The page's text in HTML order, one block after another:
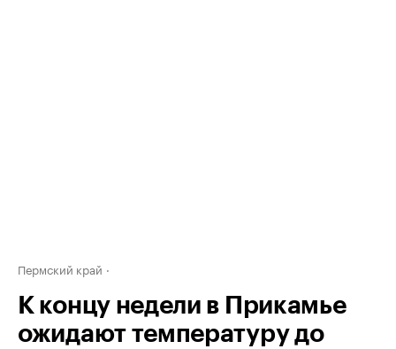
Пермский край
К концу недели в Прикамье
ожидают температуру до